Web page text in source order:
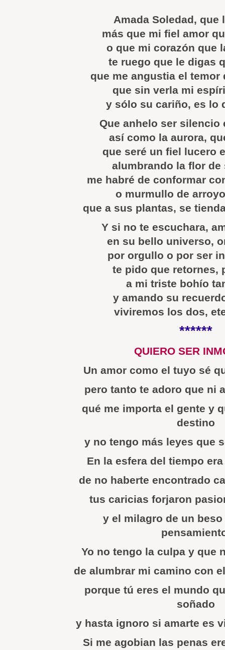
Amada Soledad, que
más que mi fiel amor
o que mi corazón que
te ruego que le digas
que me angustia el temor
que sin verla mi
y sólo su cariño, es lo
Que anhelo ser silencio
así como la aurora,
que seré un fiel lucero
alumbrando la flor de
me habré de conformar
o murmullo de
que a sus plantas, se
Y si no te escuchara,
en su bello universo,
por orgullo o por ser
te pido que retornes,
a mi triste bohío
y amando su
viviremos los dos,
******
QUIERO SER
Un amor como el tuyo sé
pero tanto te adoro que ni
qué me importa el gente y
destino
y no tengo más leyes que
En la esfera del tiempo
de no haberte encontrado
tus caricias forjaron
y el milagro de un
Yo no tengo la culpa y que
de alumbrar mi camino con
porque tú eres el mundo
soñado
y hasta ignoro si amarte es
Si me agobian las penas